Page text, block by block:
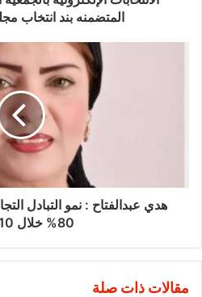
المتضمنه بند انتخاب
هدي عبدالفتاح : نمو التبادل
80% خلال 10 أشهر
مقالات ذات صلة